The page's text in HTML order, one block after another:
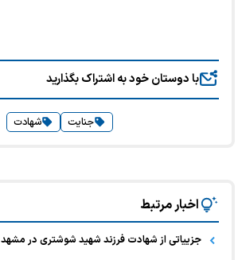
با دوستان خود به اشتراک بگذارید
جنایت شهادت
اخبار مرتبط
جزییاتی از شهادت فرزند شهید شوشتری در مشهد